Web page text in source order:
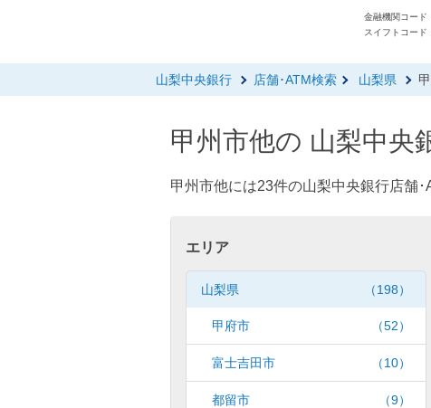
金融機関コード
スイフトコード
山梨中央銀行 店舗･ATM検索 山梨県
甲州市他の 山梨中央
甲州市他には23件の山梨中央銀行店舗
エリア
山梨県 （198）
甲府市 （52）
富士吉田市 （10）
都留市 （9）